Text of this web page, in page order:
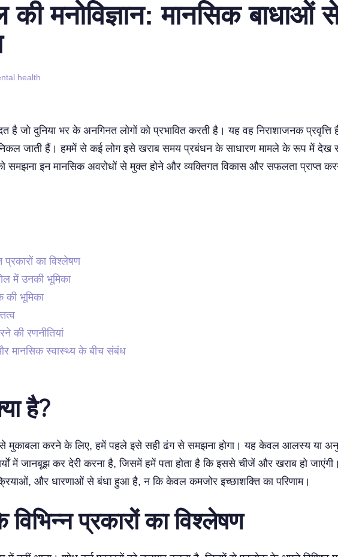
की मनोविज्ञान: मानसिक बाधाओं
health
है जो दुनिया भर के अनगिनत लोगों को प्रभावित करती है। यह वह निराशाजनक प्रवृत्ति
निकल जाती हैं। हममें से कई लोग इसे खराब समय प्रबंधन के साधारण मामले के रूप में
समझना इन मानसिक अवरोधों से मुक्त होने और व्यक्तिगत विकास और सफलता प्राप्त
प्रकारों का विश्लेषण
में उनकी भूमिका
की भूमिका
की रणनीतियां
मानसिक स्वास्थ्य के बीच संबंध
है?
से मुकाबला करने के लिए, हमें पहले इसे सही ढंग से समझना होगा। यह केवल आलस्य या
में जानबूझ कर देरी करना है, जिसमें हमें पता होता है कि इससे चीजें और खराब हो
और धारणाओं से बंधा हुआ है, न कि केवल कमजोर इच्छाशक्ति का परिणाम।
प्रकारों का विश्लेषण